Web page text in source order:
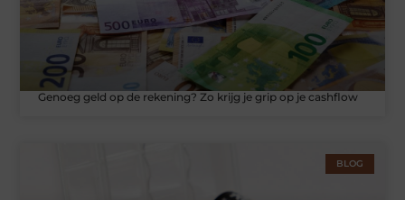
Genoeg geld op de rekening? Zo krijg je grip op je cashflow
BLOG